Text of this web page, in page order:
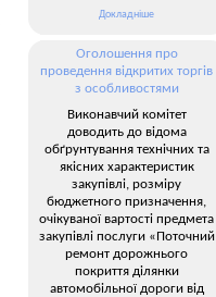
Докладніше
Оголошення про
проведення відкритих торгів
з особливостями
Виконавчий комітет
доводить до відома
обґрунтування технічних та
якісних характеристик
закупівлі, розміру
бюджетного призначення,
очікуваної вартості предмета
закупівлі послуги «Поточний
ремонт дорожнього
покриття ділянки
автомобільної дороги від